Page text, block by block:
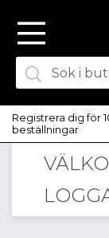
Registrera dig för
beställningar